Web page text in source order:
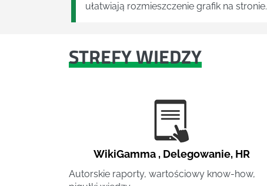
ułatwiają rozmieszczenie grafik na stronie.
STREFY WIEDZY
WikiGamma , Delegowanie, HR
Autorskie raporty, wartościowy know-how,